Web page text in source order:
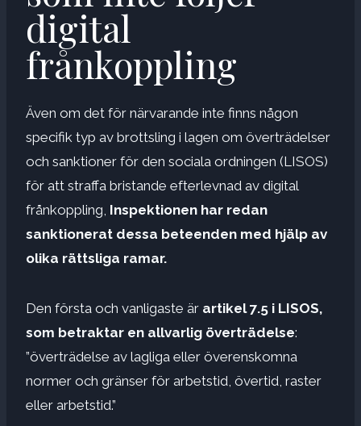
digital
frånkoppling
Även om det för närvarande inte finns någon
specifik typ av brottsling i lagen om överträdelser
och sanktioner för den sociala ordningen (LISOS)
för att straffa bristande efterlevnad av digital
frånkoppling, Inspektionen har redan
sanktionerat dessa beteenden med hjälp av
olika rättsliga ramar.
Den första och vanligaste är artikel 7.5 i LISOS,
som betraktar en allvarlig överträdelse:
”överträdelse av lagliga eller överenskomna
normer och gränser för arbetstid, övertid, raster
eller arbetstid.”